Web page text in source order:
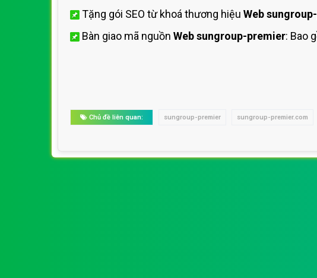
Tặng gói SEO từ khoá thương hiệu Web
Bàn giao mã nguồn Web sungroup-premier: Bao
Chủ đề liên quan: sungroup-premier sungroup-premier.com